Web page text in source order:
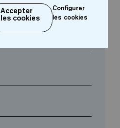
Accepter
les cookies
Configurer
les cookies